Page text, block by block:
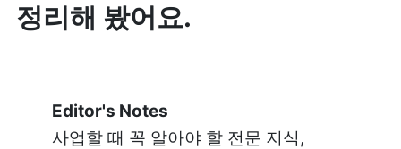
정리해 봤어요.
Editor's Notes
사업할 때 꼭 알아야 할 전문 지식,